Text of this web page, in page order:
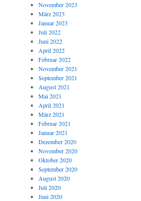
November 2023
März 2023
Januar 2023
Juli 2022
Juni 2022
April 2022
Februar 2022
November 2021
September 2021
August 2021
Mai 2021
April 2021
März 2021
Februar 2021
Januar 2021
Dezember 2020
November 2020
Oktober 2020
September 2020
August 2020
Juli 2020
Juni 2020